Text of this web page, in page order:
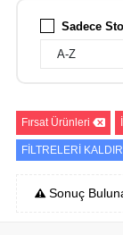
Sadece
A-Z
Fırsat Ürünleri
FİLTRELERİ KALDIR
Sonuç